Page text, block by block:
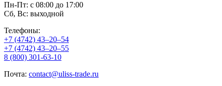
Пн-Пт: с 08:00 до 17:00
Сб, Вс: выходной
Телефоны:
+7 (4742) 43–20–54
+7 (4742) 43–20–55
8 (800) 301-63-10
Почта: contact@uliss-trade.ru